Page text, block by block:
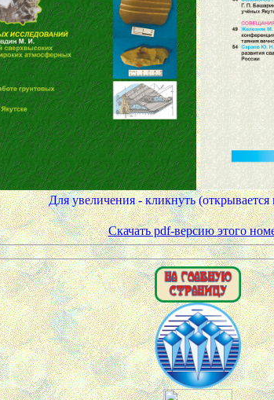
Для увеличения - кликнуть
Скачать pdf-версию этого